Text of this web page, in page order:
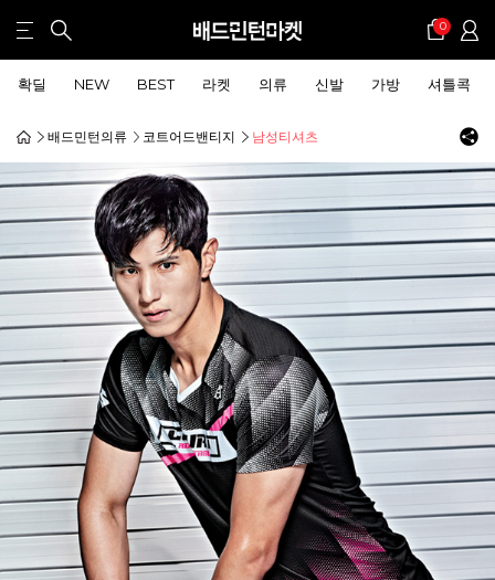
0
확딜 NEW BEST 라켓 의류 신발 가방 셔틀콕
배드민턴의류 코트어드밴티지 남성티셔츠